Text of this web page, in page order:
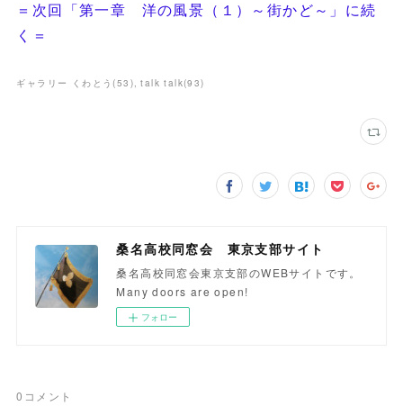
＝次回「第一章 洋の風景（１）～街かど～」に続
く＝
ギャラリー くわとう(53 ) talk talk(93)
桑名高校同窓会 東京支部サイト
桑名高校同窓会東京支部のWEBサイトです。
Many doors are open!
フォロー
0 コメント